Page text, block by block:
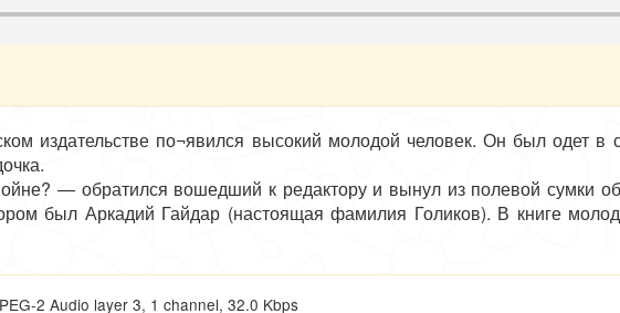
издательстве по¬явился высокий молодой человек. Он был одет в
— обратился вошедший к редактору и вынул из полевой сумки
был Аркадий Гайдар (настоящая фамилия Голиков). В книге
ушел добровольцем в Красную Армию. Юному бойцу пришлось
восстания кула¬ков, бороться с белогвардейскими бандами
2 Audio layer 3, 1 channel, 32.0 Kbps